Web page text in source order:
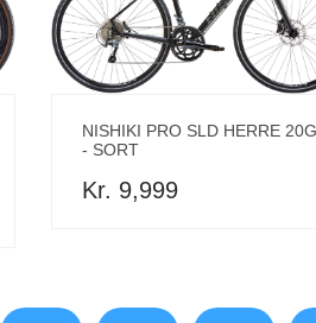
NISHIKI PRO SLD HERRE 20G
- SORT
Kr. 9,999